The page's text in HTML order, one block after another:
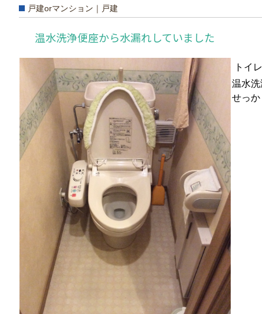
戸建orマンション｜戸建
温水洗浄便座から水漏れしていました
トイ
温水洗
せっか